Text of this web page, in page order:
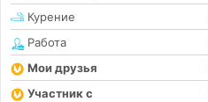
Курение
Работа
Мои друзья
Участник с